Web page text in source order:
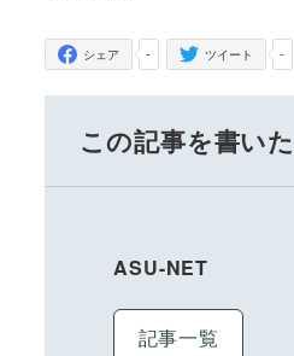
-
シェア -
ツイート
この記事を書い
ASU-NET
記事一覧